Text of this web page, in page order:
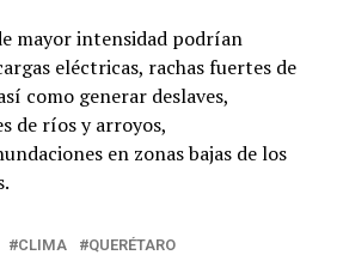
mayor intensidad podrían
eléctricas, rachas fuertes de
como generar deslaves,
de ríos y arroyos,
en zonas bajas de los
CLIMA QUERÉTARO